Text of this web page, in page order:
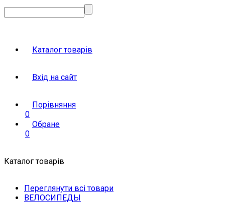
Каталог товарів
Вхід на сайт
Порівняння
0
Обране
0
Каталог товарів
Переглянути всі товари
ВЕЛОСИПЕДЫ